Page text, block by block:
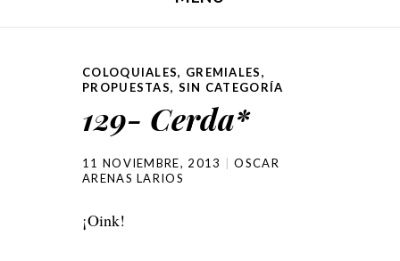
COLOQUIALES, GREMIALES,
PROPUESTAS, SIN CATEGORÍA
129- Cerda*
11 NOVIEMBRE, 2013
OSCAR
ARENAS LARIOS
¡Oink!